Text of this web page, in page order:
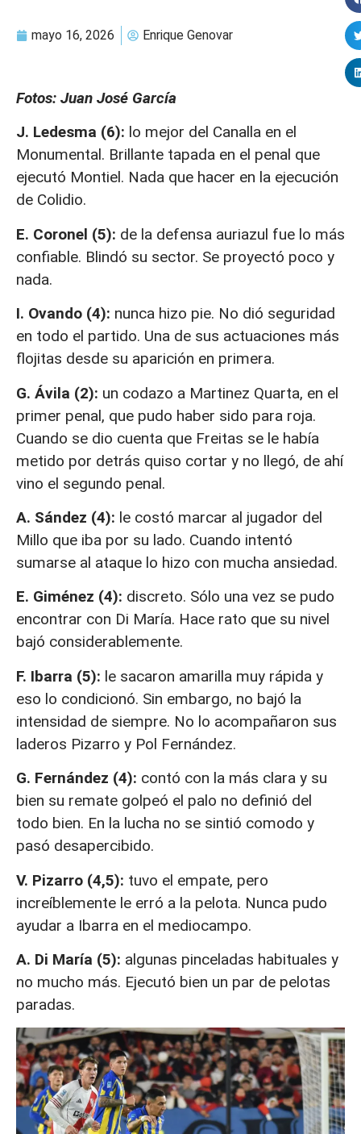
mayo 16, 2026 Enrique Genovar
Fotos: Juan José García
J. Ledesma (6): lo mejor del Canalla en el
Monumental. Brillante tapada en el penal que
ejecutó Montiel. Nada que hacer en la ejecución
de Colidio.
E. Coronel (5): de la defensa auriazul fue lo más
confiable. Blindó su sector. Se proyectó poco y
nada.
I. Ovando (4): nunca hizo pie. No dió seguridad
en todo el partido. Una de sus actuaciones más
flojitas desde su aparición en primera.
G. Ávila (2): un codazo a Martinez Quarta, en el
primer penal, que pudo haber sido para roja.
Cuando se dio cuenta que Freitas se le había
metido por detrás quiso cortar y no llegó, de ahí
vino el segundo penal.
A. Sández (4): le costó marcar al jugador del
Millo que iba por su lado. Cuando intentó
sumarse al ataque lo hizo con mucha ansiedad.
E. Giménez (4): discreto. Sólo una vez se pudo
encontrar con Di María. Hace rato que su nivel
bajó considerablemente.
F. Ibarra (5): le sacaron amarilla muy rápida y
eso lo condicionó. Sin embargo, no bajó la
intensidad de siempre. No lo acompañaron sus
laderos Pizarro y Pol Fernández.
G. Fernández (4): contó con la más clara y su
bien su remate golpeó el palo no definió del
todo bien. En la lucha no se sintió comodo y
pasó desapercibido.
V. Pizarro (4,5): tuvo el empate, pero
increíblemente le erró a la pelota. Nunca pudo
ayudar a Ibarra en el mediocampo.
A. Di María (5): algunas pinceladas habituales y
no mucho más. Ejecutó bien un par de pelotas
paradas.